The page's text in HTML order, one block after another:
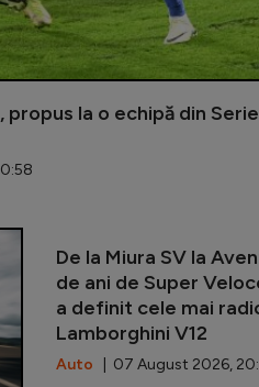
la o echipă din
De la Miura SV la
de ani de Super
a definit cele mai
Lamborghini V12
Auto | 07 August 2026,